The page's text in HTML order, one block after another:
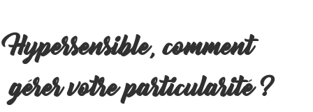
Hypersensible, comment
gérer votre particularité ?